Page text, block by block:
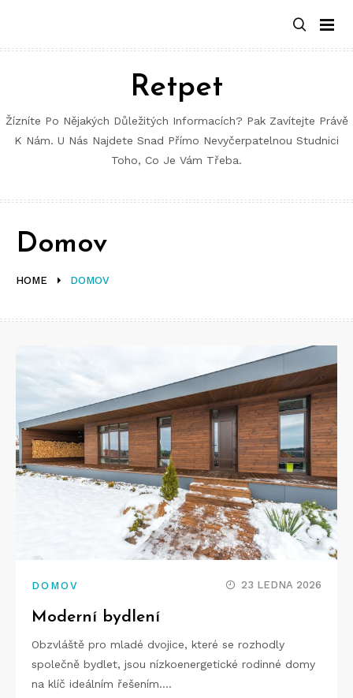
Retpet
Žízníte Po Nějakých Důležitých Informacích? Pak Zavítejte Právě
K Nám. U Nás Najdete Snad Přímo Nevyčerpatelnou Studnici
Toho, Co Je Vám Třeba.
HOME DOMOV
Domov
DOMOV 23 LEDNA 2026
Moderní bydlení
Obzvláště pro mladé dvojice, které se rozhodly
společně bydlet, jsou nízkoenergetické rodinné domy
na klíč ideálním řešením.…